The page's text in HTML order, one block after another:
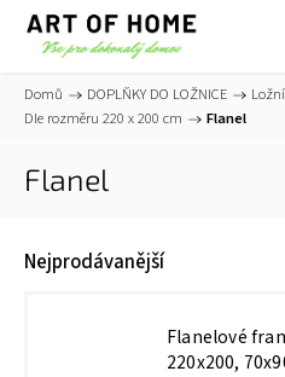
Domů / DOPLŇKY DO LOŽNICE /
Dle rozměru 220 x 200 cm / Flanel
Flanel
Nejprodávanější
Flanelové
220x200,